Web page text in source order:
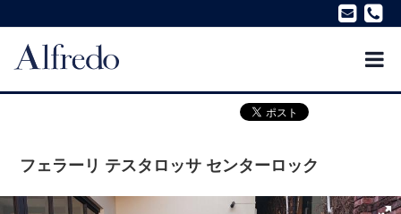
フェラーリ テスタロッサ センターロック